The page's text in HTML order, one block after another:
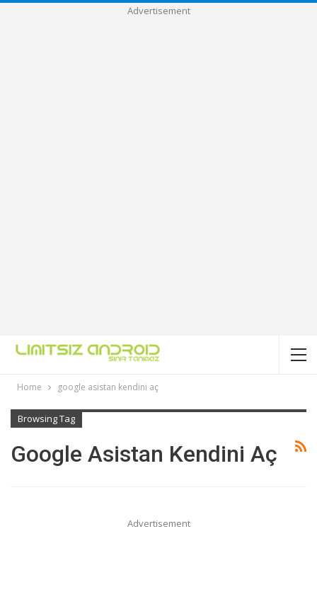
Advertisement
Home google asistan kendini aç
Browsing Tag
Google Asistan Kendini Aç
Advertisement